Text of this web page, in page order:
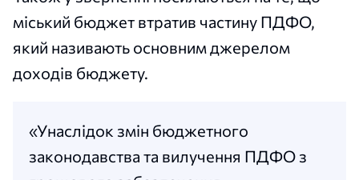
міський бюджет втратив частину ПДФО,
який називають основним джерелом
доходів бюджету.
«Унаслідок змін бюджетного
законодавства та вилучення ПДФО з